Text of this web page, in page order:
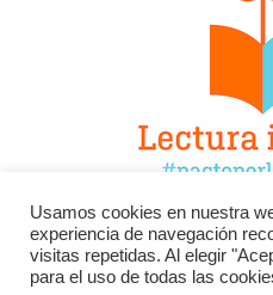
Facebook Twitter
YouTube
LinkedIn
Usamos cookies en nuestra
experiencia de navegación
visitas repetidas. Al elegir
para el uso de todas las